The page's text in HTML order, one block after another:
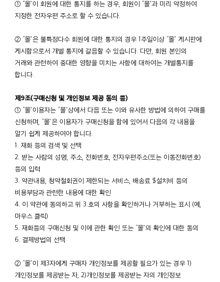
① “몰”이 회원에 대한 통지를 하는 경우, 회원이 “몰”과 미리 약정하여
지정한 전자우편 주소로 할 수 있습니다.
② “몰”은 불특정다수 회원에 대한 통지의 경우 1주일이상 “몰” 게시판에
게시함으로서 개별 통지에 갈음할 수 있습니다. 다만, 회원 본인의
거래와 관련하여 중대한 영향을 미치는 사항에 대하여는 개별통지를
합니다.
제9조(구매신청 및 개인정보 제공 동의 등)
① “몰”이용자는 “몰”상에서 다음 또는 이와 유사한 방법에 의하여 구매를
신청하며, “몰”은 이용자가 구매신청을 함에 있어서 다음의 각 내용을
알기 쉽게 제공하여야 합니다.
1. 재화 등의 검색 및 선택
2. 받는 사람의 성명, 주소, 전화번호, 전자우편주소(또는 이동전화번호)
등의 입력
3. 약관내용, 청약철회권이 제한되는 서비스, 배송료 $설치비 등의
비용부담과 관련한 내용에 대한 확인
4. 이 약관에 동의하고 위 3.호의 사항을 확인하거나 거부하는 표시 (예,
마우스 클릭)
5. 재화등의 구매신청 및 이에 관한 확인 또는 “몰”의 확인에 대한 동의
6. 결제방법의 선택
② “몰”이 제3자에게 구매자 개인정보를 제공할 필요가 있는 경우 1)
개인정보를 제공받는 자, 2)개인정보를 제공받는 자의 개인정보